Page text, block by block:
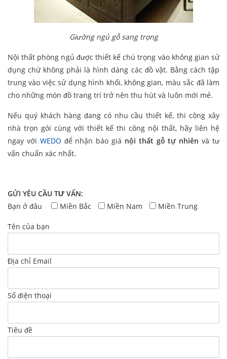
Giường ngủ gỗ sang trọng
Nội thất phòng ngủ được thiết kế chú trọng vào không gian sử
dụng chứ không phải là hình dáng các đồ vật. Bằng cách tập
trung vào việc sử dụng hình khối, không gian, màu sắc đã làm
cho những món đồ trang trí trở nên thu hút và luôn mới mẻ.
Nếu quý khách hàng đang có nhu cầu thiết kế, thi công xây
nhà trọn gói cùng với thiết kế thi công nội thất, hãy liên hệ
ngay với WEDO để nhận báo giá nội thất gỗ tự nhiên và tư
vấn chuẩn xác nhất.
GỬI YÊU CẦU TƯ VẤN:
Bạn ở đâu
Miền Bắc Miền Nam Miền Trung
Tên của bạn
Địa chỉ Email
Số điện thoại
Tiêu đề